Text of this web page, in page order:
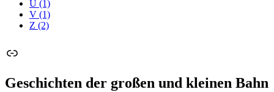
U (1)
V (1)
Z (2)
Link
Geschichten der großen und kleinen Bahn